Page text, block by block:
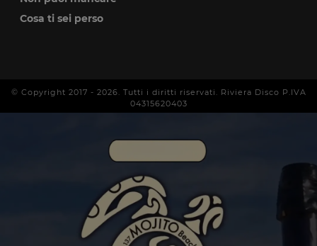
Cosa ti sei perso
© Copyright 2017 - 2026 . Tutti i diritti riservati. Riviera Disco P.IVA
04315620403